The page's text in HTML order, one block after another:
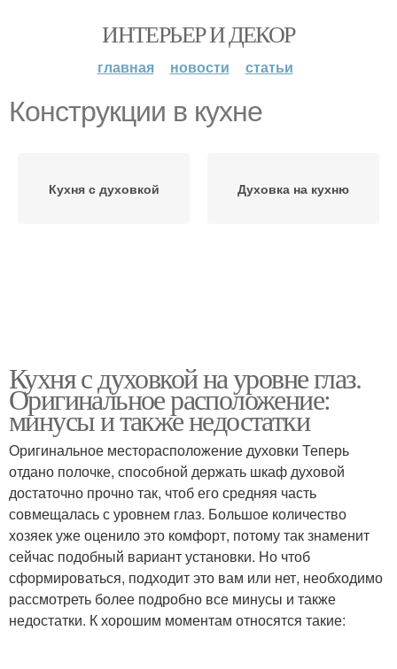
ИНТЕРЬЕР И ДЕКОР
главная новости статьи
Конструкции в кухне
Кухня с духовкой Духовка на кухню
Кухня с духовкой на уровне глаз.
Оригинальное расположение:
минусы и также недостатки
Оригинальное месторасположение духовки Теперь
отдано полочке, способной держать шкаф духовой
достаточно прочно так, чтоб его средняя часть
совмещалась с уровнем глаз. Большое количество
хозяек уже оценило это комфорт, потому так знаменит
сейчас подобный вариант установки. Но чтоб
сформироваться, подходит это вам или нет, необходимо
рассмотреть более подробно все минусы и также
недостатки. К хорошим моментам относятся такие: